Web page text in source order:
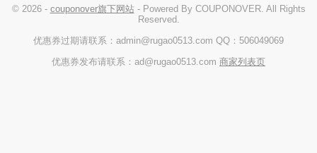
© 2026 - couponover旗下网站- Powered By COUPONOVER. All Rights
Reserved.
优惠券过期请联系：admin@rugao0513.com QQ：506049069
优惠券发布请联系：ad@rugao0513.com 商家列表页